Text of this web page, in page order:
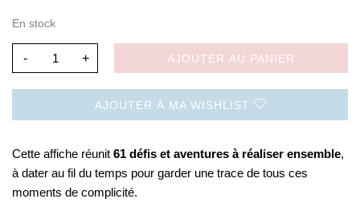
En stock
- + AJOUTER AU PANIER
AJOUTER À MA WISHLIST
Cette affiche réunit 61 défis et aventures à réaliser ensemble,
à dater au fil du temps pour garder une trace de tous ces
moments de complicité.